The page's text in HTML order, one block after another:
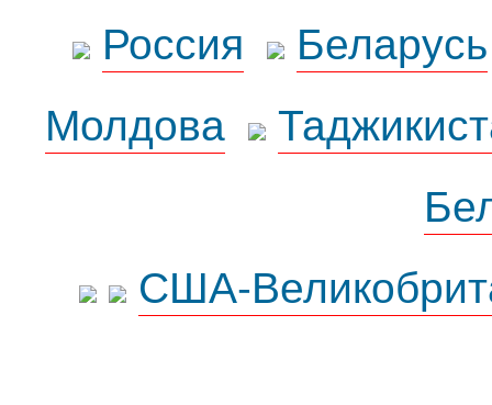
Россия
Беларусь
Молдова
США-